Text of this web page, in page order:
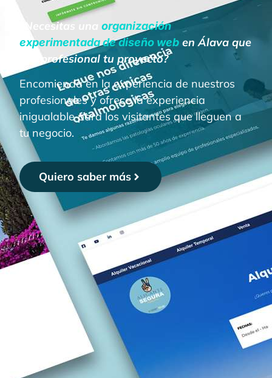
¿Necesitas unaorganización
experimentada de diseño web en Álava que
sea profesional tu proyecto?
Encomienda en la experiencia de nuestros
profesionales y ofrece la experiencia
inigualable para los visitantes que lleguen a
tu negocio.
Quiero saber más